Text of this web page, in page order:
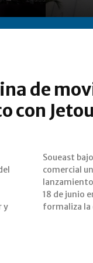
de
con
y
formaliza la